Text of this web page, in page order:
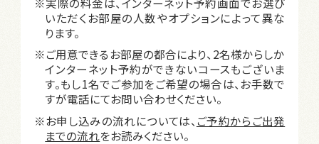
いただくお部屋の人数やオプションによって異な
ります。
※ご用意できるお部屋の都合により、2名様からしか
インターネット予約ができないコースもございま
す。もし1名でご参加をご希望の場合は、お手数で
すが電話にてお問い合わせください。
※お申し込みの流れについては、 ご予約からご出発
までの流れをお読みください。